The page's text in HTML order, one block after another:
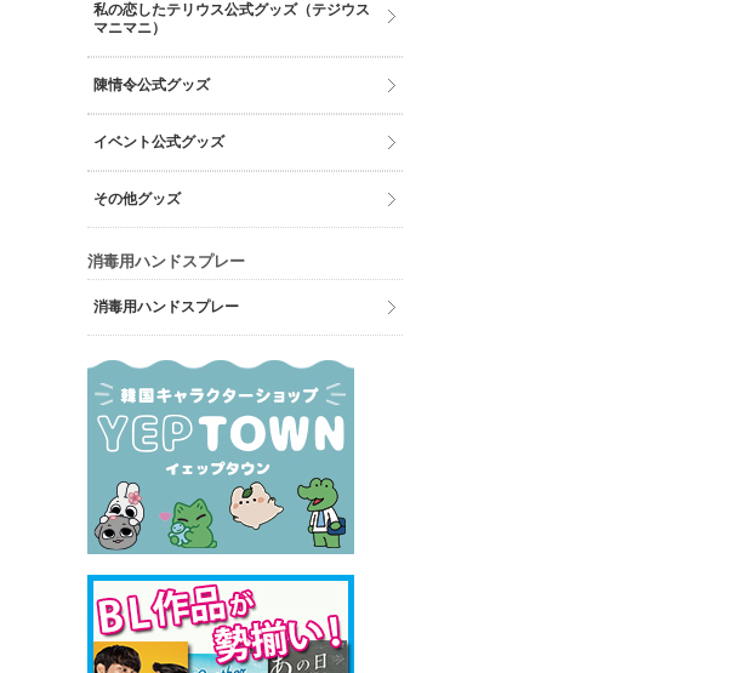
私の恋したテリウス公式グッズ（テジウス
マニマニ）
陳情令公式グッズ
イベント公式グッズ
その他グッズ
消毒用ハンドスプレー
消毒用ハンドスプレー